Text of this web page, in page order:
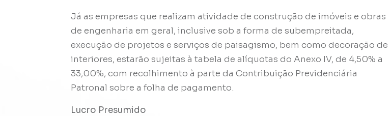
Já as empresas que realizam atividade de construção de imóveis e obras
de engenharia em geral, inclusive sob a forma de subempreitada,
execução de projetos e serviços de paisagismo, bem como decoração de
interiores, estarão sujeitas à tabela de alíquotas do Anexo IV, de 4,50% a
33,00%, com recolhimento à parte da Contribuição Previdenciária
Patronal sobre a folha de pagamento.
Lucro Presumido